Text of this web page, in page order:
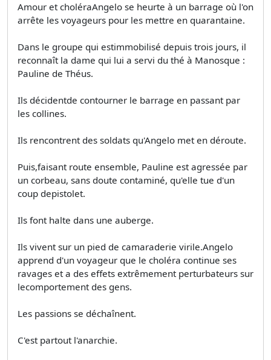
Amour et choléraAngelo se heurte à un barrage où l'on
arrête les voyageurs pour les mettre en quarantaine.
Dans le groupe qui estimmobilisé depuis trois jours, il
reconnaît la dame qui lui a servi du thé à Manosque :
Pauline de Théus.
Ils décidentde contourner le barrage en passant par
les collines.
Ils rencontrent des soldats qu'Angelo met en déroute.
Puis,faisant route ensemble, Pauline est agressée par
un corbeau, sans doute contaminé, qu'elle tue d'un
coup depistolet.
Ils font halte dans une auberge.
Ils vivent sur un pied de camaraderie virile.Angelo
apprend d'un voyageur que le choléra continue ses
ravages et a des effets extrêmement perturbateurs sur
lecomportement des gens.
Les passions se déchaînent.
C'est partout l'anarchie.